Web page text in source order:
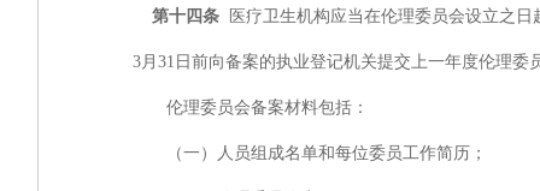
第十四条 医疗卫生机构应当在伦理委员会设立之
3月31日前向备案的执业登记机关提交上一年度伦理委
伦理委员会备案材料包括：
（一）人员组成名单和每位委员工作简历；